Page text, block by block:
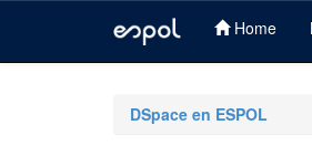
Home
DSpace en ESPOL